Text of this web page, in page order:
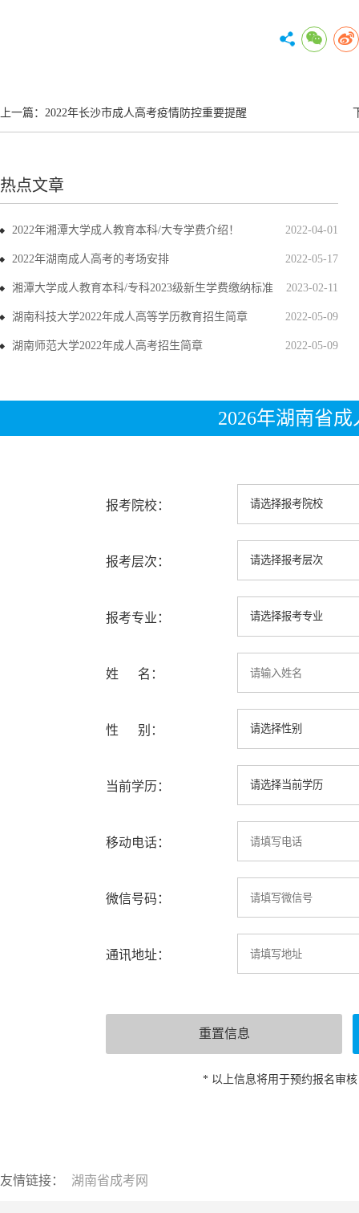
上一篇： 2022年长沙市成人高考疫情防控重要提醒
热点文章
2022-04-01
2022年湘潭大学成人教育本科/大专学费介绍！
2022-05-17
2022年湖南成人高考的考场安排
2023-02-11
湘潭大学成人教育本科/专科2023级新生学费缴纳标准
2022-05-09
湖南科技大学2022年成人高等学历教育招生简章
2022-05-09
湖南师范大学2022年成人高考招生简章
2026年湖南省
报考院校：
报考层次：
报考专业：
姓 名：
性 别：
当前学历：
移动电话：
微信号码：
通讯地址：
* 以上信息将用于预约报名审
友情链接： 湖南省成考网